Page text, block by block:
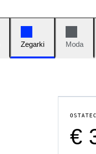
Zegarki Moda
€